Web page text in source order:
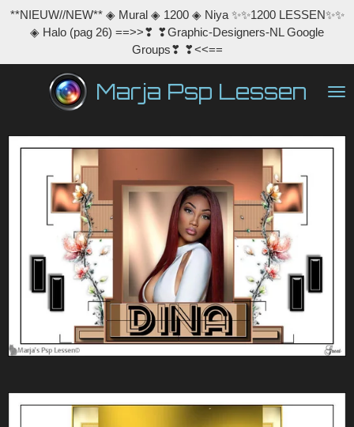
Ga
direct
de
hoofdinhoud
Marja Psp Lessen
**NIEUW//NEW** ◈ Mural ◈ 1200 ◈ Niya ✨✨1200 LESSEN✨✨
◈ Halo (pag 26) ==>>❣ ❣Graphic-Designers-NL Google
Groups❣ ❣<<==